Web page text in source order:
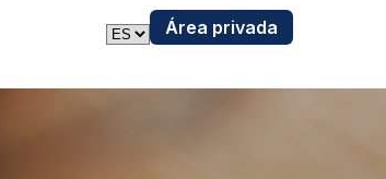
Área privada